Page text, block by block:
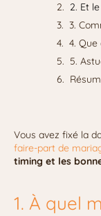
2. Et
3.
4.
5.
Vous avez fixé la
faire-part de
timing et les
1. À quel